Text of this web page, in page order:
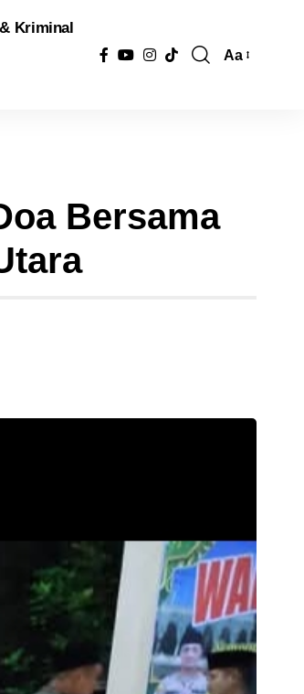
Kriminal
Aa
Bersama